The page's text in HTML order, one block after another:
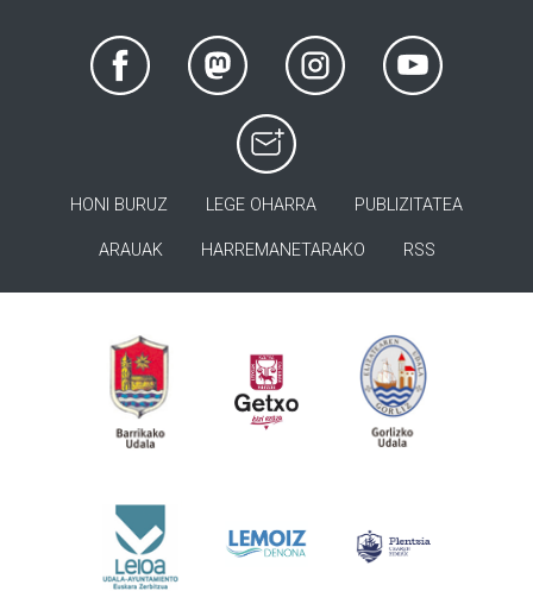
HONI BURUZ LEGE OHARRA PUBLIZITATEA
ARAUAK HARREMANETARAKO RSS